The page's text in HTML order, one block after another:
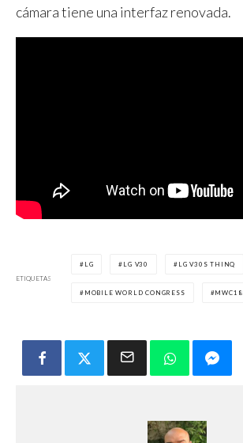
cámara tiene una interfaz renovada.
ETIQUETAS
LG LG V30 LG V30S THINQ
MOBILE WORLD CONGRESS MWC18